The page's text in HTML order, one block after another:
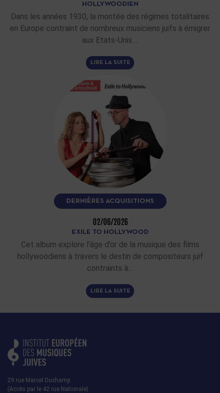
HOLLYWOODIEN
Dans les années 1930, la montée des régimes totalitaires
en Europe contraint de nombreux musiciens juifs à émigrer
aux Etats-Unis.…
LIRE LA SUITE
DERNIÈRES ACQUISITIONS
02/06/2026
EXILE TO HOLLYWOOD
Cet album explore l’âge d’or de la musique des films
hollywoodiens à travers le destin de compositeurs juif
contraints à…
LIRE LA SUITE
29 rue Marcel Duchamp
(Accès par le 42 rue Nationale)